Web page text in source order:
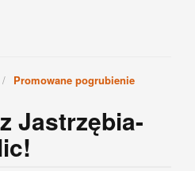
Promowane pogrubienie
Jastrzębia-